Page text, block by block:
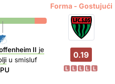
Forma - Gostujući
II je
u smisluf
0.19
L L L L L